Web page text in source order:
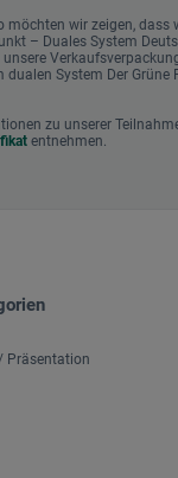
möchten wir zeigen, dass
– Duales System
dualen System Der Grüne
zu unserer
entnehmen.
Präsentation